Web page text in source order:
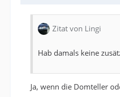
Zitat von Lingi
Hab damals keine
Ja, wenn die Domteller